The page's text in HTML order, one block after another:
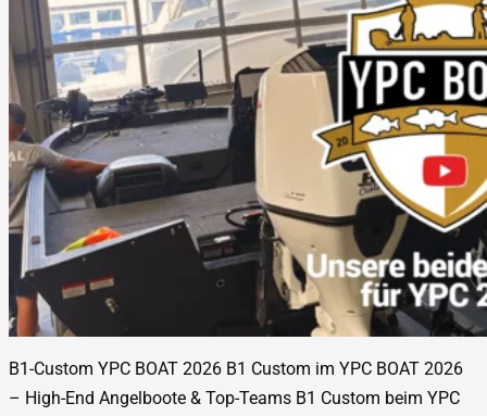
B1-Custom YPC BOAT 2026 B1 Custom im YPC BOAT 2026
– High-End Angelboote & Top-Teams B1 Custom beim YPC